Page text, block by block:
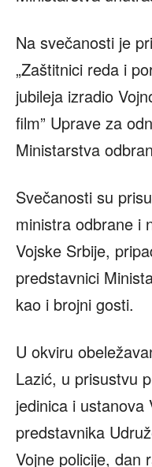
Na svečanosti je
„Zaštitnici reda i
jubileja izradio
film” Uprave za
Ministarstva
Svečanosti su
ministra odbrane i
Vojske Srbije,
predstavnici
kao i brojni gosti.
U okviru
Lazić, u prisustvu
jedinica i ustanova
predstavnika
Vojne policije, dan